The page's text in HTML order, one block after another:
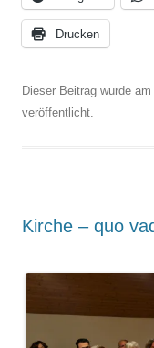
Drucken
Dieser Beitrag wurde am
veröffentlicht.
Kirche – quo